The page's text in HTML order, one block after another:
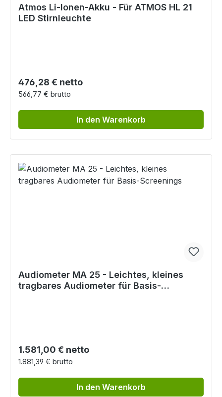
Atmos Li-Ionen-Akku - Für ATMOS HL 21
LED Stirnleuchte
Regulärer Preis:
476,28 € netto
566,77 € brutto
In den Warenkorb
Audiometer MA 25 - Leichtes, kleines
tragbares Audiometer für Basis-
Regulärer Preis:
1.581,00 € netto
1.881,39 € brutto
In den Warenkorb